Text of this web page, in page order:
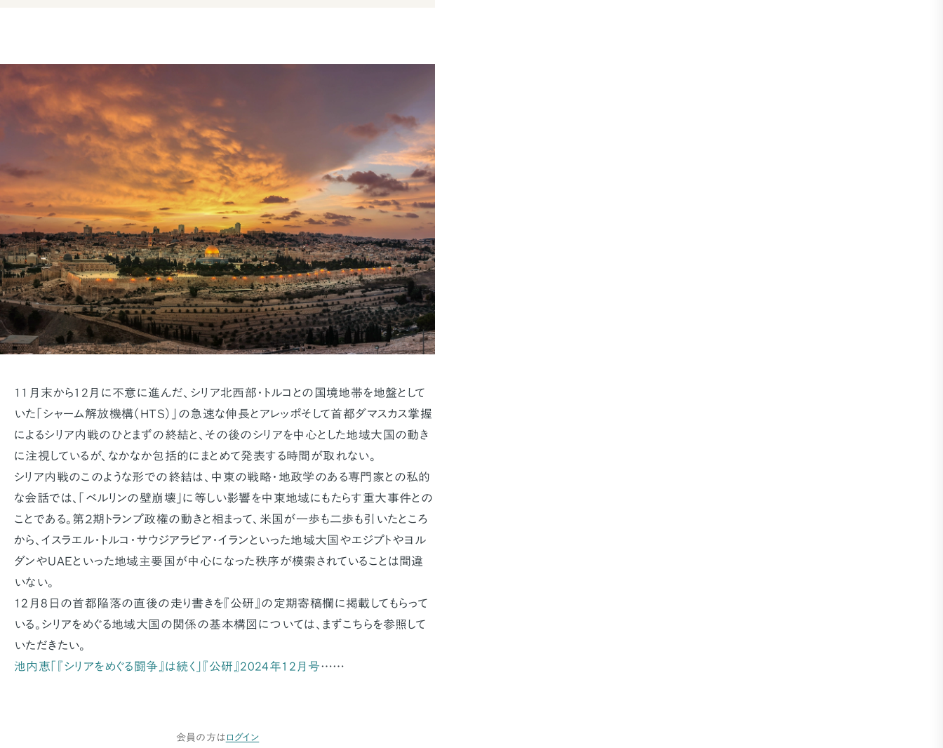
11月末から12月に不意に進んだ、シリア北西部・トルコとの国境地帯を地盤として
いた「シャーム解放機構（HTS）」の急速な伸長とアレッポそして首都ダマスカス掌握
によるシリア内戦のひとまずの終結と、その後のシリアを中心とした地域大国の動き
に注視しているが、なかなか包括的にまとめて発表する時間が取れない。
シリア内戦のこのような形での終結は、中東の戦略・地政学のある専門家との私的
な会話では、「ベルリンの壁崩壊」に等しい影響を中東地域にもたらす重大事件との
ことである。第２期トランプ政権の動きと相まって、米国が一歩も二歩も引いたところ
から、イスラエル・トルコ・サウジアラビア・イランといった地域大国やエジプトやヨル
ダンやUAEといった地域主要国が中心になった秩序が模索されていることは間違
いない。
12月8日の首都陥落の直後の走り書きを『公研』の定期寄稿欄に掲載してもらって
いる。シリアをめぐる地域大国の関係の基本構図については、まずこちらを参照して
いただきたい。
池内恵「『シリアをめぐる闘争』は続く」『公研』2024年12月号……
会員の方は ログイン